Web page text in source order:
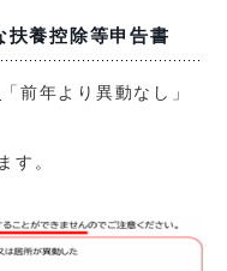
扶養控除等申告書
「前年より異動なし」
す。